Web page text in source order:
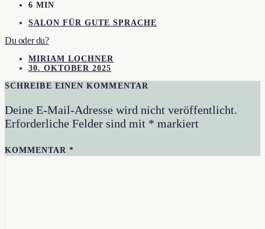
6 MIN
SALON FÜR GUTE SPRACHE
Du oder du?
MIRIAM LOCHNER
30. OKTOBER 2025
SCHREIBE EINEN KOMMENTAR
Deine E-Mail-Adresse wird nicht veröffentlicht.
Erforderliche Felder sind mit * markiert
KOMMENTAR*